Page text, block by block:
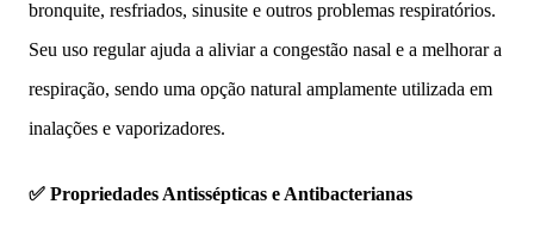
bronquite, resfriados, sinusite e outros problemas respiratórios.
Seu uso regular ajuda a aliviar a congestão nasal e a melhorar a
respiração, sendo uma opção natural amplamente utilizada em
inalações e vaporizadores.
✅ Propriedades Antissépticas e Antibacterianas